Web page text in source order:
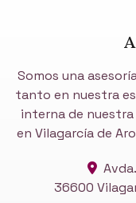
Somos una
tanto en nuestra
interna de
en Vilagarcía de
36600